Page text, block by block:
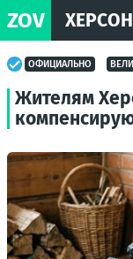
ZOV ХЕРСОН
ОФИЦИАЛЬНО
Жителям